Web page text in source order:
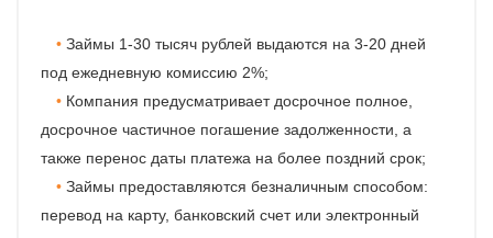
Займы 1-30 тысяч рублей выдаются на 3-20 дней
под ежедневную комиссию 2%;
Компания предусматривает досрочное полное,
досрочное частичное погашение задолженности, а
также перенос даты платежа на более поздний срок;
Займы предоставляются безналичным способом:
перевод на карту, банковский счет или электронный